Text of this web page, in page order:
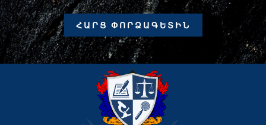
ՀԱՐՑ ՓՈՐՁԱԳԵՏԻՆ